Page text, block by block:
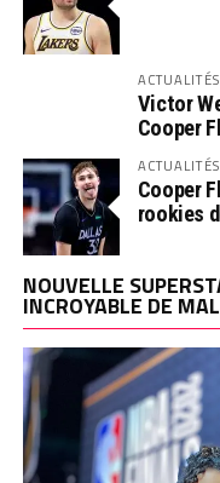
ACTUALITÉS
Victor
Cooper
ACTUALITÉS
Cooper
rookies
NOUVELLE
INCROYABLE DE